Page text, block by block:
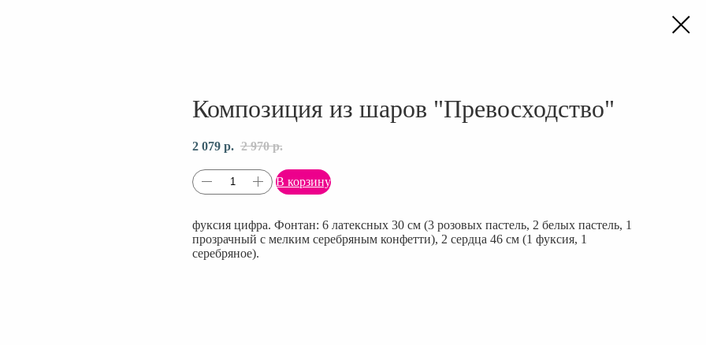
Композиция из шаров "Превосходство"
2 079 р. 2 970 р.
В корзину
фуксия цифра. Фонтан: 6 латексных 30 см (3 розовых пастель, 2 белых пастель, 1
прозрачный с мелким серебряным конфетти), 2 сердца 46 см (1 фуксия, 1
серебряное).